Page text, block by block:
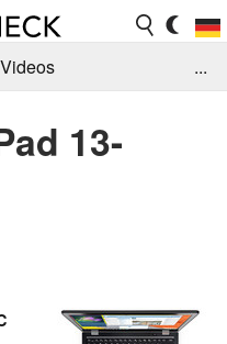
Videos
Jobs
...
13-